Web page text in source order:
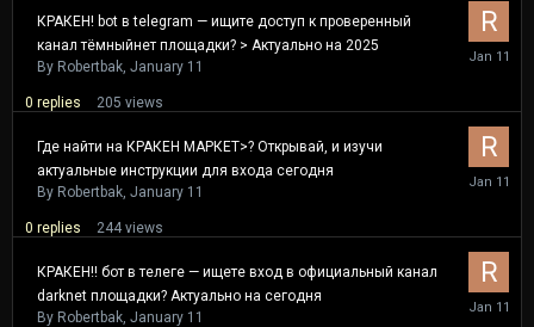
КРАКЕН! bot в telegram — ищите доступ к проверенный
канал тёмныйнет площадки? > Актуально на 2025
By Robertbak January 11
0 replies 205 views
January
11
Где найти на КРАКЕН МАРКЕТ>? Открывай, и изучи
актуальные инструкции для входа cегодня
By Robertbak January 11
0 replies 244 views
January
11
КРАКЕН!! бот в телеге — ищете вход в официальный канал
darknet площадки? Актуально на cегодня
By Robertbak January 11
January
11